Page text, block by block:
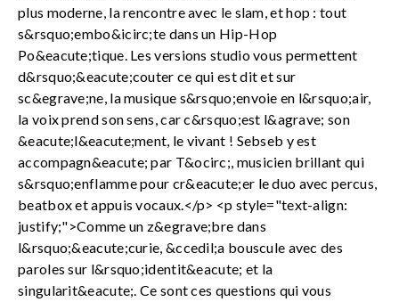
plus moderne, la rencontre avec le slam, et hop : tout
s&rsquo;embo&icirc;te dans un Hip-Hop
Po&eacute;tique. Les versions studio vous permettent
d&rsquo;&eacute;couter ce qui est dit et sur
sc&egrave;ne, la musique s&rsquo;envoie en l&rsquo;air,
la voix prend son sens, car c&rsquo;est l&agrave; son
&eacute;l&eacute;ment, le vivant ! Sebseb y est
accompagn&eacute; par T&ocirc;, musicien brillant qui
s&rsquo;enflamme pour cr&eacute;er le duo avec percus,
beatbox et appuis vocaux.</p> <p style="text-align:
justify;">Comme un z&egrave;bre dans
l&rsquo;&eacute;curie, &ccedil;a bouscule avec des
paroles sur l&rsquo;identit&eacute; et la
singularit&eacute;. Ce sont ces questions qui vous